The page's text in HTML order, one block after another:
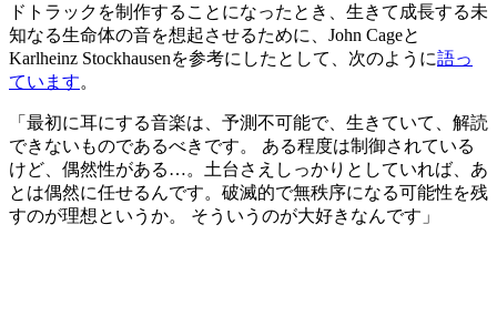
ドトラックを制作することになったとき、生きて成長する未
知なる生命体の音を想起させるために、John Cageと
Karlheinz Stockhausenを参考にしたとして、次のように語っ
ています。
「最初に耳にする音楽は、予測不可能で、生きていて、解読
できないものであるべきです。 ある程度は制御されている
けど、偶然性がある…。土台さえしっかりとしていれば、あ
とは偶然に任せるんです。破滅的で無秩序になる可能性を残
すのが理想というか。 そういうのが大好きなんです」